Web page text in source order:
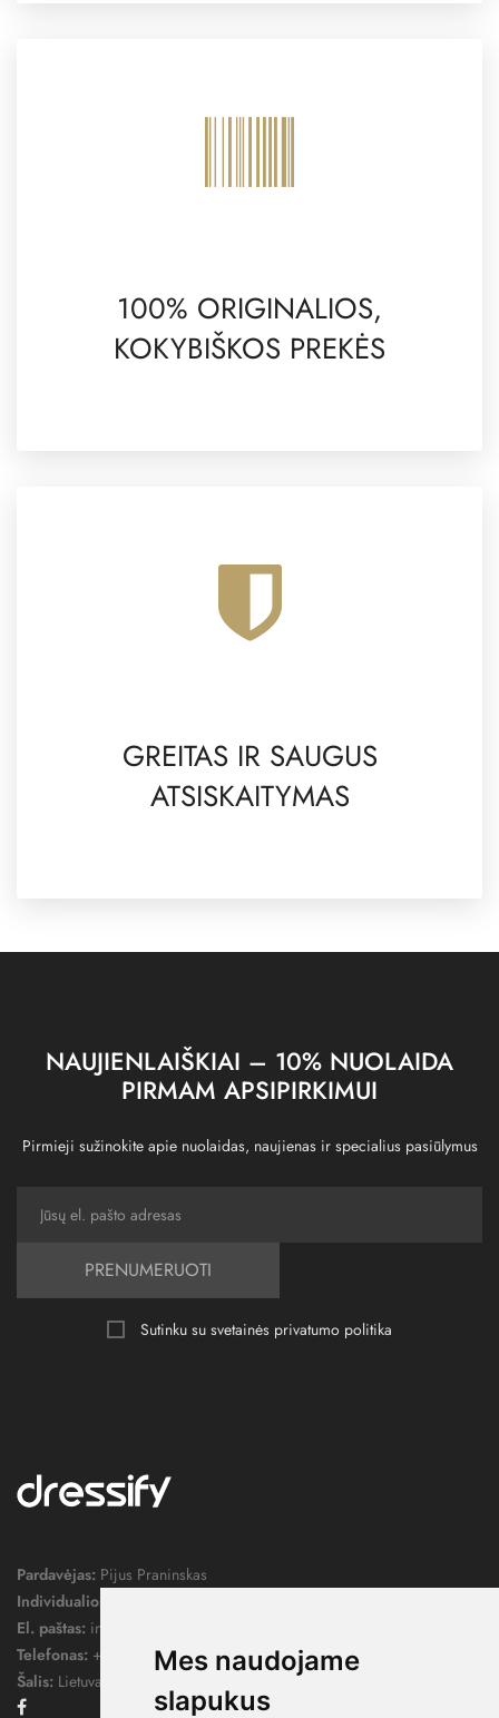
Mes naudojame
slapukus
100% ORIGINALIOS,
KOKYBIŠKOS PREKĖS
GREITAS IR SAUGUS
ATSISKAITYMAS
NAUJIENLAIŠKIAI – 10% NUOLAIDA
PIRMAM APSIPIRKIMUI
Pirmieji sužinokite apie nuolaidas, naujienas ir specialius pasiūlymus
PRENUMERUOTI
Sutinku su svetainės privatumo politika
Pardavėjas: Pijus Praninskas
Individualios veiklos pažymos nr.:
El. paštas: info@dressify.lt
Telefonas: +370 676 78578
Šalis: Lietuva